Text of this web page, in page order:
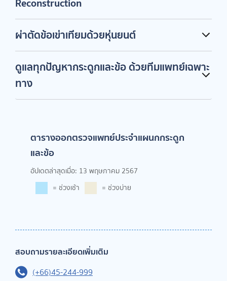
ผ่าตัดข้อเข่าเทียมด้วยหุ่นยนต์
ดูแลทุกปัญหากระดูกและข้อ ด้วยทีมแพทย์เฉพาะ
ทาง
ตารางออกตรวจแพทย์ประจำแผนกกระดูก
และข้อ
อัปเดตล่าสุดเมื่อ: 13 พฤษภาคม 2567
= ช่วงเช้า
= ช่วงบ่าย
สอบถามรายละเอียดเพิ่มเติม
(+66)45-244-999